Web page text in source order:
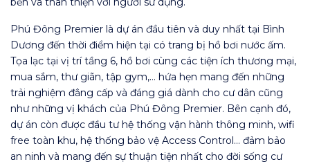
Phú Đông Premier là dự án đầu tiên và duy nhất tại Bình
Dương đến thời điểm hiện tại có trang bị hồ bơi nước ấm.
Tọa lạc tại vị trí tầng 6, hồ bơi cùng các tiện ích thương mại,
mua sắm, thư giãn, tập gym,… hứa hẹn mang đến những
trải nghiệm đẳng cấp và đáng giá dành cho cư dân cũng
như những vị khách của Phú Đông Premier. Bên cạnh đó,
dự án còn được đầu tư hệ thống vận hành thông minh, wifi
free toàn khu, hệ thống bảo vệ Access Control… đảm bảo
an ninh và mang đến sự thuận tiện nhất cho đời sống cư